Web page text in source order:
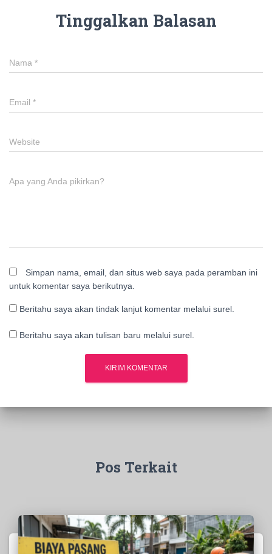
Tinggalkan Balasan
Nama *
Email *
Website
Apa yang Anda pikirkan?
Simpan nama, email, dan situs web saya pada peramban ini
untuk komentar saya berikutnya.
Beritahu saya akan tindak lanjut komentar melalui surel.
Beritahu saya akan tulisan baru melalui surel.
Pos Terkait